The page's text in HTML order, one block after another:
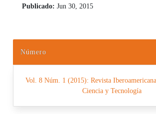
Publicado: Jun 30, 2015
Número
Vol. 8 Núm. 1 (2015): Revista
Ciencia y Tecnología